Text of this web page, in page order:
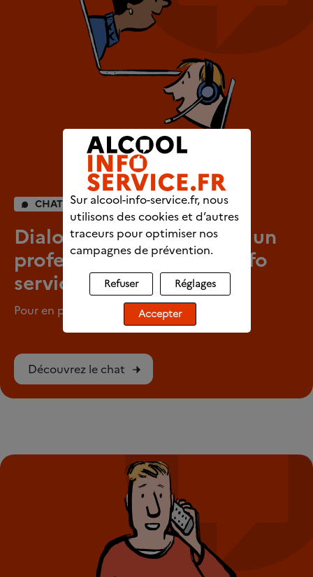
CHAT INDIVIDUEL
Dialoguez en direct avec un
professionnel d’Alcool info
service
Pour en parler en tout anonymat
Découvrez le chat
Sur alcool-info-service.fr, nous
utilisons des cookies et d’autres
traceurs pour optimiser nos
campagnes de prévention.
Refuser Réglages
Accepter